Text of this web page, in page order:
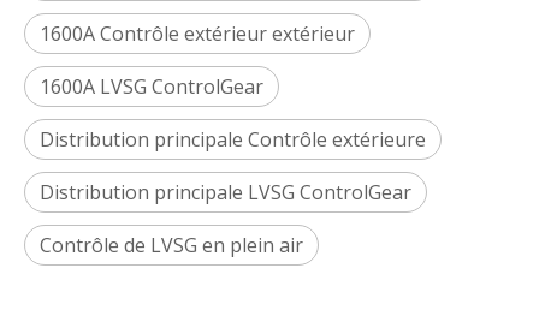
1600A Contrôle extérieur extérieur
1600A LVSG ControlGear
Distribution principale Contrôle extérieure
Distribution principale LVSG ControlGear
Contrôle de LVSG en plein air